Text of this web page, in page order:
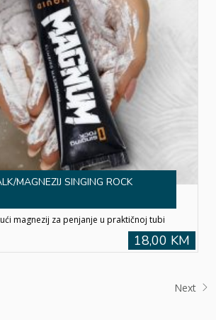
MAGNEZIJ SINGING ROCK
magnezij za penjanje u praktičnoj tubi
18,00 KM
Next